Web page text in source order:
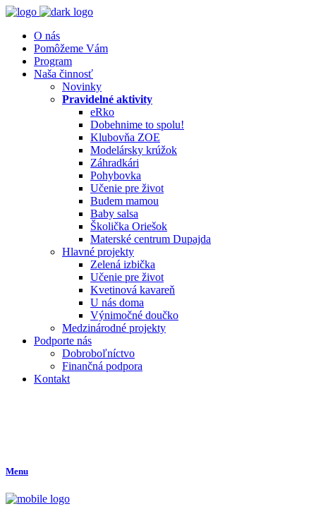
O nás
Pomôžeme Vám
Program
Naša činnosť
Novinky
Pravidelné aktivity
eRko
Dobehnime to spolu!
Klubovňa ZOE
Modelársky krúžok
Záhradkári
Pohybovka
Učenie pre život
Budem mamou
Baby salsa
Školička Oriešok
Materské centrum Dupajda
Hlavné projekty
Zelená izbička
Učenie pre život
Kvetinová kavareň
U nás doma
Výnimočné doučko
Medzinárodné projekty
Podporte nás
Dobroboľníctvo
Finančná podpora
Kontakt
Menu